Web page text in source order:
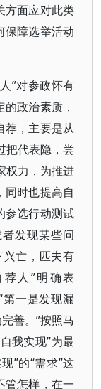
方面应对此类
保障选举活动
”对参政怀有
政治素质，
荐，主要是从
把代表隐，尝
权力，为推进
同时也提高自
参选行动测试
发现某些问
亡，匹夫有
人”明确表
第一是发现漏
善。”按照马
我实现”为最
”的“需求”这
管怎样，在一